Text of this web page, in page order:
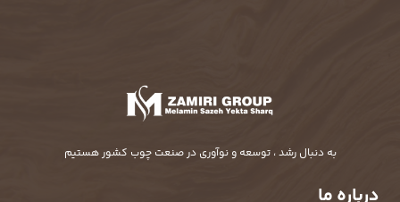
به دنبال رشد ، توسعه و نوآوری در صنعت چوب کشور هستیم
درباره ما